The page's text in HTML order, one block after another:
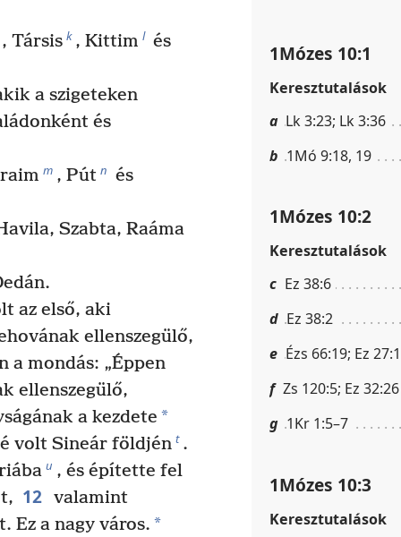
, Társis k , Kittim l és
a szigeteken
és
m , Pút n és
Szabta, Raáma
az első, aki
ellenszegülő,
a mondás: „Éppen
ellenszegülő,
a kezdete *
volt Sineár földjén t .
u , és építette fel
12 valamint
Ez a nagy város. *
1Mózes 10:1
Keresztutalások
a Lk 3:23; Lk 3:36
b 1Mó 9:18, 19
1Mózes 10:2
Keresztutalások
c Ez 38:6
d Ez 38:2
e Ézs 66:19; Ez
f Zs 120:5; Ez 32:26
g 1Kr 1:5–7
1Mózes 10:3
Keresztutalások